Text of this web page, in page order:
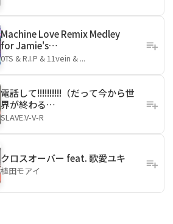
Machine Love Remix Medley
for Jamie's…
0TS & R.I.P & 11vein & ...
電話して!!!!!!!!!!（だって今から世
界が終わる…
SLAVE.V-V-R
クロスオーバー feat. 歌愛ユキ
植田モアイ